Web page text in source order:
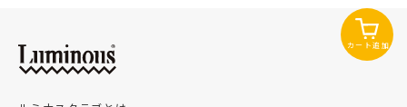
カート追加